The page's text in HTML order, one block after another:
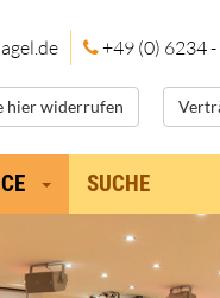
+49 (0) 6234
hier widerrufen
SUCHE